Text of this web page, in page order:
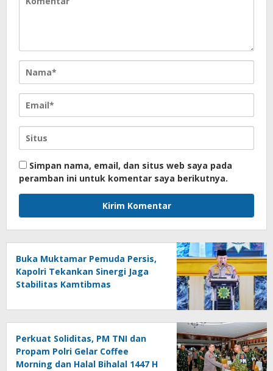
Simpan nama, email, dan situs web saya pada
peramban ini untuk komentar saya berikutnya.
Buka Muktamar Pemuda Persis,
Kapolri Tekankan Sinergi Jaga
Stabilitas Kamtibmas
Perkuat Soliditas, PM TNI dan
Propam Polri Gelar Coffee
Morning dan Halal Bihalal 1447 H